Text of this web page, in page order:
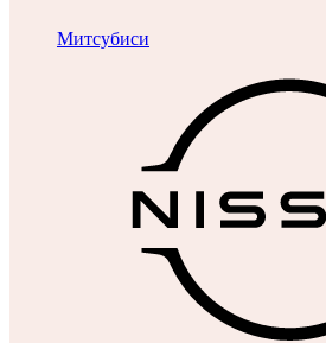
Митсубиси